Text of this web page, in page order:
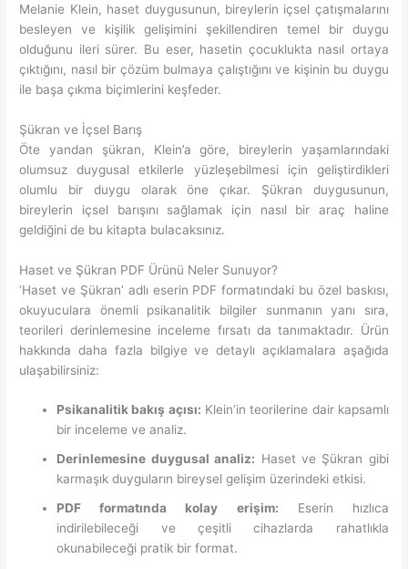
Melanie Klein, haset duygusunun, bireylerin içsel çatışmalarını
besleyen ve kişilik gelişimini şekillendiren temel bir duygu
olduğunu ileri sürer. Bu eser, hasetin çocuklukta nasıl ortaya
çıktığını, nasıl bir çözüm bulmaya çalıştığını ve kişinin bu duygu
ile başa çıkma biçimlerini keşfeder.
Şükran ve İçsel Barış
Öte yandan şükran, Klein’a göre, bireylerin yaşamlarındaki
olumsuz duygusal etkilerle yüzleşebilmesi için geliştirdikleri
olumlu bir duygu olarak öne çıkar. Şükran duygusunun,
bireylerin içsel barışını sağlamak için nasıl bir araç haline
geldiğini de bu kitapta bulacaksınız.
Haset ve Şükran PDF Ürünü Neler Sunuyor?
‘Haset ve Şükran’ adlı eserin PDF formatındaki bu özel baskısı,
okuyuculara önemli psikanalitik bilgiler sunmanın yanı sıra,
teorileri derinlemesine inceleme fırsatı da tanımaktadır. Ürün
hakkında daha fazla bilgiye ve detaylı açıklamalara aşağıda
ulaşabilirsiniz:
Psikanalitik bakış açısı: Klein’in teorilerine dair kapsamlı
bir inceleme ve analiz.
Derinlemesine duygusal analiz: Haset ve Şükran gibi
karmaşık duyguların bireysel gelişim üzerindeki etkisi.
PDF formatında kolay erişim: Eserin hızlıca
indirilebileceği ve çeşitli cihazlarda rahatlıkla
okunabileceği pratik bir format.